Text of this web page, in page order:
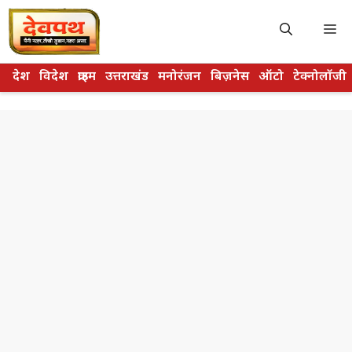
Skip
to
content
देश विदेश क्राइम उत्तराखंड मनोरंजन बिज़नेस ऑटो टेक्नोलॉजी